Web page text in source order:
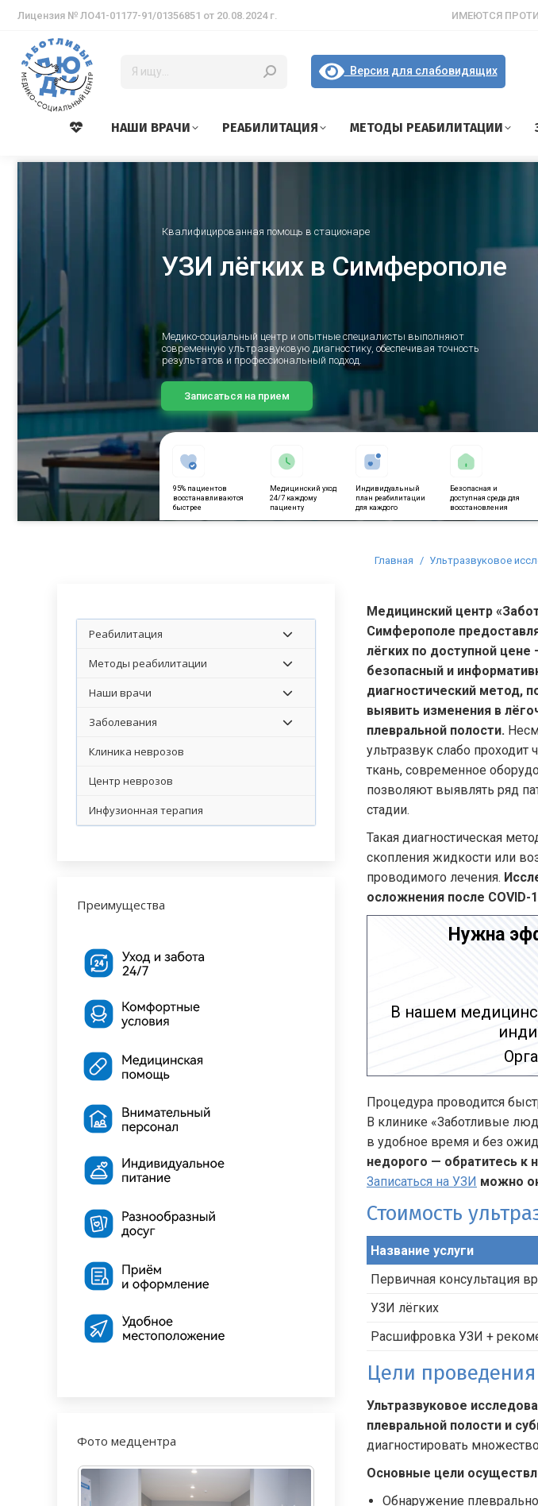
Лицензия № ЛО41-01177-91/01356851 от 20.08.2024 г. ИМЕЮТСЯ
Версия для слабовидящих
НАШИ ВРАЧИ РЕАБИЛИТАЦИЯ МЕТОДЫ РЕАБИЛИТАЦИИ
УЗИ лёгких в Симферополе
95% пациентов
восстанавливаются
быстрее
Записаться на прием
Медико-социальный центр и опытные специалисты выполняют
современную ультразвуковую диагностику, обеспечивая точность
результатов и профессиональный подход.
Медицинский уход
24/7 каждому
пациенту
Индивидуальный
план реабилитации
для каждого
Безопасная и
доступная среда для
восстановления
Квалифицированная помощь в стационаре
Вы здесь:
Главная Ультразвуковое
Медицинский центр
Симферополе
лёгких по доступной
безопасный и
диагностический метод,
выявить изменения в
плевральной полости.
ультразвук слабо
ткань, современное
позволяют выявлять ряд
стадии.
Такая диагностическая
скопления жидкости или
проводимого лечения.
осложнения после
Нужна
В нашем
Процедура проводится
В клинике «Заботливые
в удобное время и без
недорого — обратитесь к
Записаться на УЗИ можно
Стоимость
Название услуги
Первичная консультация
УЗИ лёгких
Расшифровка УЗИ +
Цели
Ультразвуковое
плевральной полости и
диагностировать
Основные цели
Обнаружение
Реабилитация
Методы реабилитации
Наши врачи
Заболевания
Клиника неврозов
Центр неврозов
Инфузионная терапия
Преимущества
Фото медцентра